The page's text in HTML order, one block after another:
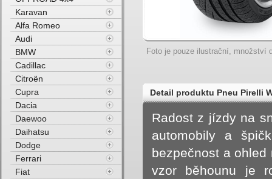
Foto je pouze ilustrační, množství
Detail produktu Pneu Pirelli
ROF M+S 3PMSF FP 94H
Radost z jízdy na
automobily a
bezpečnost a
vzor běhounu je
Karavan
Alfa Romeo
Audi
BMW
Cadillac
Citroën
Cupra
Dacia
Daewoo
Daihatsu
Dodge
Ferrari
Fiat